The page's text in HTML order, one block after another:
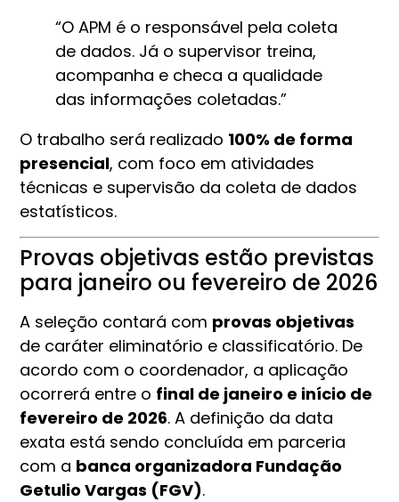
“O APM é o responsável pela coleta
de dados. Já o supervisor treina,
acompanha e checa a qualidade
das informações coletadas.”
O trabalho será realizado 100% de forma
presencial, com foco em atividades
técnicas e supervisão da coleta de dados
estatísticos.
Provas objetivas estão previstas
para janeiro ou fevereiro de 2026
A seleção contará com provas objetivas
de caráter eliminatório e classificatório. De
acordo com o coordenador, a aplicação
ocorrerá entre o final de janeiro e início de
fevereiro de 2026. A definição da data
exata está sendo concluída em parceria
com a banca organizadora Fundação
Getulio Vargas (FGV).